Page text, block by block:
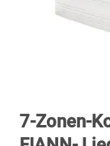
7-Zonen-